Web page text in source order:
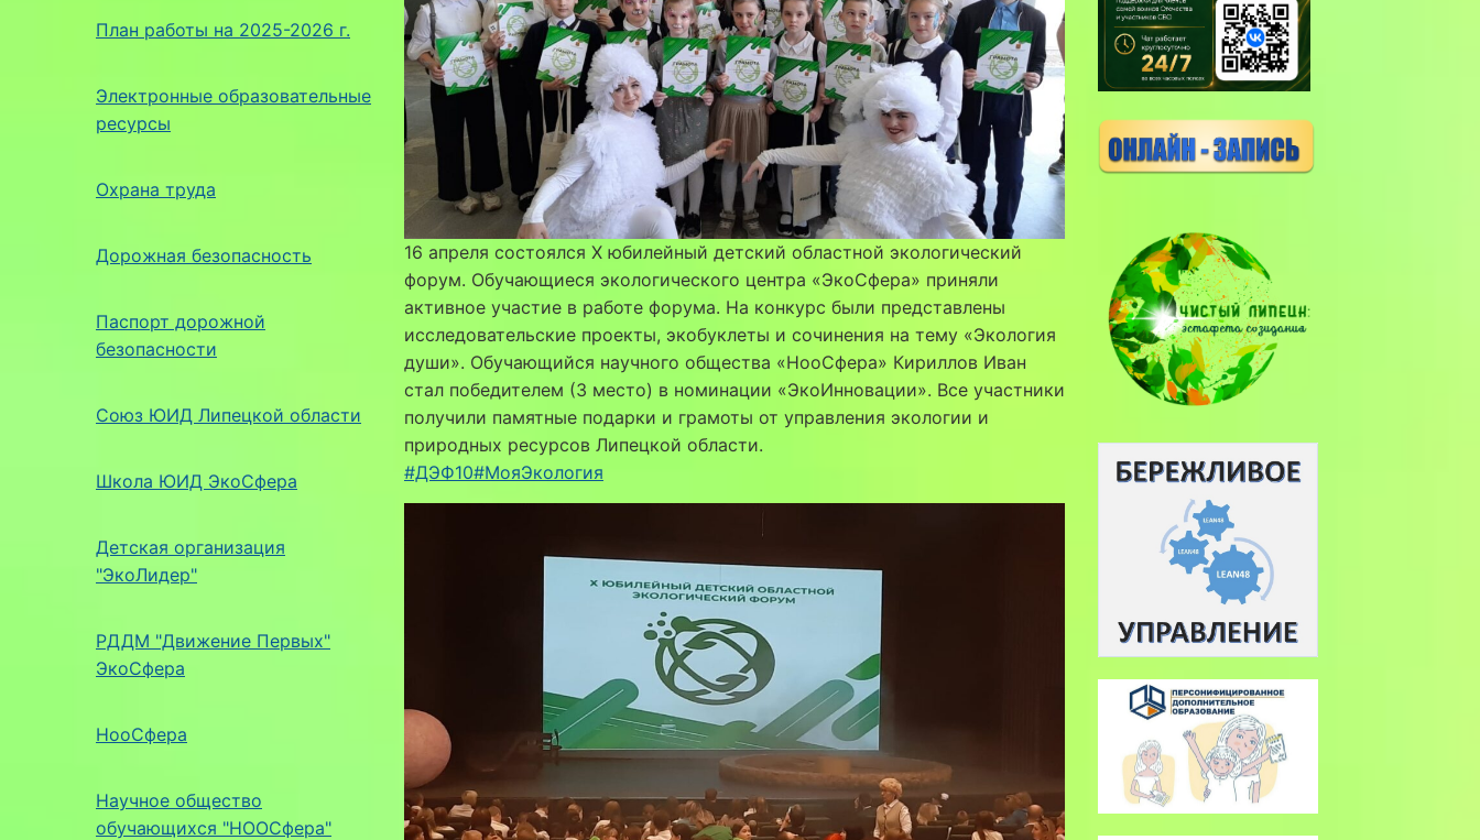
План работы на 2025-2026 г.
Электронные образовательные
ресурсы
Охрана труда
Дорожная безопасность
Паспорт дорожной
безопасности
Союз ЮИД Липецкой области
Школа ЮИД ЭкоСфера
Детская организация
"ЭкоЛидер"
РДДМ "Движение Первых"
ЭкоСфера
НооСфера
Научное общество
обучающихся "НООСфера"
16 апреля состоялся X юбилейный детский областной экологический
форум. Обучающиеся экологического центра «ЭкоСфера» приняли
активное участие в работе форума. На конкурс были представлены
исследовательские проекты, экобуклеты и сочинения на тему «Экология
души». Обучающийся научного общества «НооСфера» Кириллов Иван
стал победителем (3 место) в номинации «ЭкоИнновации». Все участники
получили памятные подарки и грамоты от управления экологии и
природных ресурсов Липецкой области.
#ДЭФ10#МояЭкология